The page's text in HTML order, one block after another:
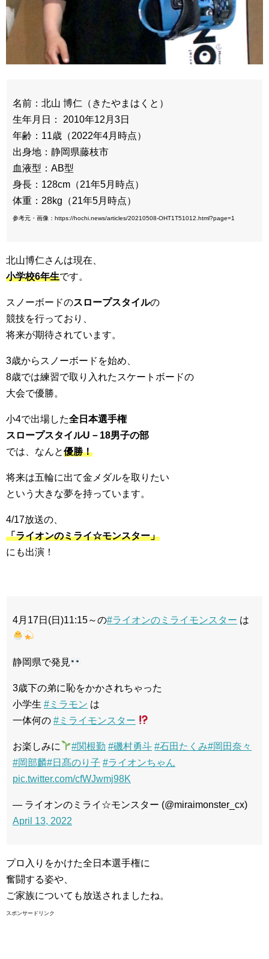
名前：北山 博仁（きたやまはくと）
生年月日： 2010年12月3日
年齢：11歳（2022年4月時点）
出身地：静岡県藤枝市
血液型：AB型
身長：128cm（21年5月時点）
体重：28kg（21年5月時点）
参考元・画像：https://hochi.news/articles/20210508-OHT1T51012.html?page=1
北山博仁さんは現在、
小学校6年生です。
スノーボードのスロープスタイルの
競技を行っており、
将来が期待されています。
3歳からスノーボードを始め、
8歳では練習で取り入れたスケートボードの
大会で優勝。
小4で出場した全日本選手権
スロープスタイルU－18男子の部
では、なんと優勝！
将来は五輪に出て金メダルを取りたい
という大きな夢を持っています。
4/17放送の、
「ライオンのミライ☆モンスター」
にも出演！
4月17日(日)11:15～の#ライオンのミライモンスター は
静岡県で発見
3歳下の弟に恥をかかされちゃった
小学生 #ミラモン は
一体何の #ミライモンスター
お楽しみに #関根勤 #磯村勇斗 #石田たくみ#岡田奈々
#岡部麟#日髙のり子 #ライオンちゃん
pic.twitter.com/cfWJwmj98K
— ライオンのミライ☆モンスター (@miraimonster_cx)
April 13, 2022
プロ入りをかけた全日本選手権に
奮闘する姿や、
ご家族についても放送されましたね。
スポンサードリンク